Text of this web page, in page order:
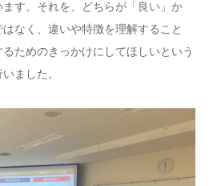
す。それを、どちらが「良い」か
はなく、違いや特徴を理解すること
ためのきっかけにしてほしいという
ました。